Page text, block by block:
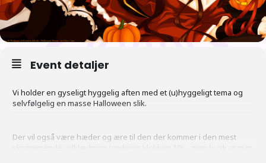
Event detaljer
Vi holder en gyseligt hyggelig aften med et (u)hyggeligt tema og
selvfølgelig en masse Halloween slik.
Der vil også være hæder og ære til den der kommer i den mest